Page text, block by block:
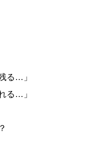
る…」
る…」